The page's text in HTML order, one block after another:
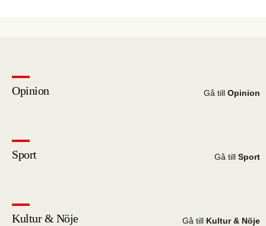
Opinion Gå till Opinion
Sport Gå till Sport
Kultur & Nöje Gå till Kultur & Nöje